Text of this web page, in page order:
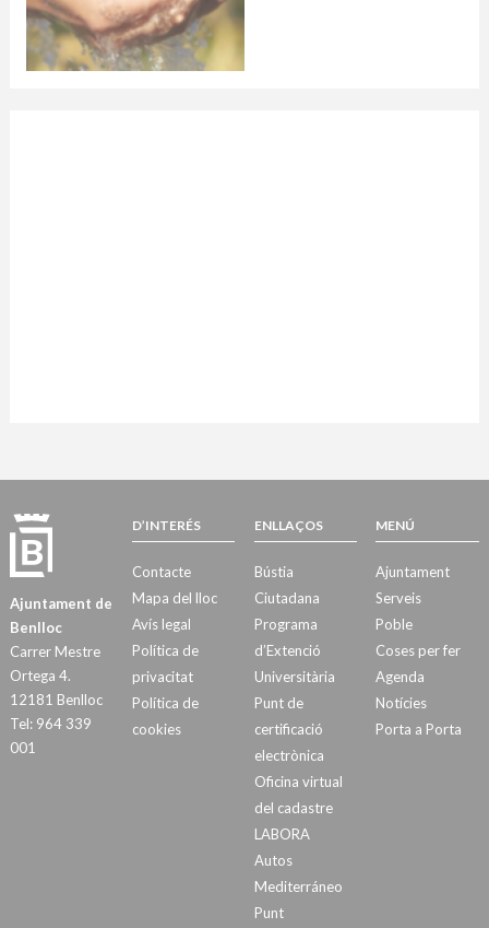
Ajuntament de
Benlloc
Carrer Mestre
Ortega 4.
12181 Benlloc
Tel: 964 339
001
D’INTERÉS
Contacte
Mapa del lloc
Avís legal
Política de
privacitat
Política de
cookies
ENLLAÇOS
Bústia
Ciutadana
Programa
d’Extenció
Universitària
Punt de
certificació
electrònica
Oficina virtual
del cadastre
LABORA
Autos
Mediterráneo
Punt
MENÚ
Ajuntament
Serveis
Poble
Coses per fer
Agenda
Notícies
Porta a Porta